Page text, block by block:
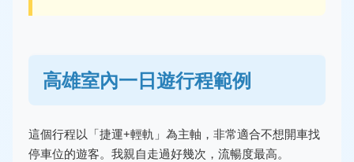
高雄室內一日遊行程範例
這個行程以「捷運+輕軌」為主軸，非常適合不想開車找
停車位的遊客。我親自走過好幾次，流暢度最高。